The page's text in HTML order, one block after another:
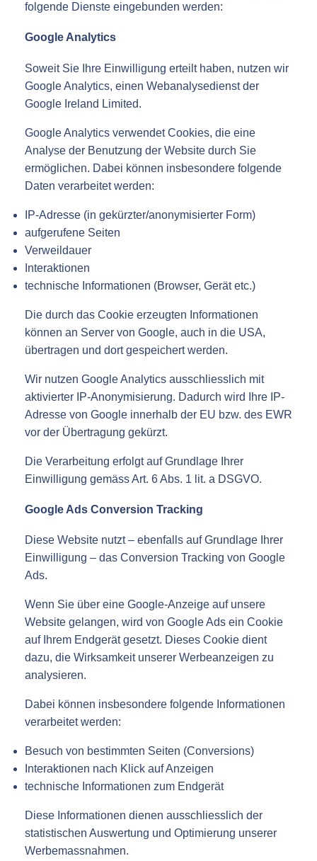
folgende Dienste eingebunden werden:
Google Analytics
Soweit Sie Ihre Einwilligung erteilt haben, nutzen wir
Google Analytics, einen Webanalysedienst der
Google Ireland Limited.
Google Analytics verwendet Cookies, die eine
Analyse der Benutzung der Website durch Sie
ermöglichen. Dabei können insbesondere folgende
Daten verarbeitet werden:
IP-Adresse (in gekürzter/anonymisierter Form)
aufgerufene Seiten
Verweildauer
Interaktionen
technische Informationen (Browser, Gerät etc.)
Die durch das Cookie erzeugten Informationen
können an Server von Google, auch in die USA,
übertragen und dort gespeichert werden.
Wir nutzen Google Analytics ausschliesslich mit
aktivierter IP-Anonymisierung. Dadurch wird Ihre IP-
Adresse von Google innerhalb der EU bzw. des EWR
vor der Übertragung gekürzt.
Die Verarbeitung erfolgt auf Grundlage Ihrer
Einwilligung gemäss Art. 6 Abs. 1 lit. a DSGVO.
Google Ads Conversion Tracking
Diese Website nutzt – ebenfalls auf Grundlage Ihrer
Einwilligung – das Conversion Tracking von Google
Ads.
Wenn Sie über eine Google-Anzeige auf unsere
Website gelangen, wird von Google Ads ein Cookie
auf Ihrem Endgerät gesetzt. Dieses Cookie dient
dazu, die Wirksamkeit unserer Werbeanzeigen zu
analysieren.
Dabei können insbesondere folgende Informationen
verarbeitet werden:
Besuch von bestimmten Seiten (Conversions)
Interaktionen nach Klick auf Anzeigen
technische Informationen zum Endgerät
Diese Informationen dienen ausschliesslich der
statistischen Auswertung und Optimierung unserer
Werbemassnahmen.